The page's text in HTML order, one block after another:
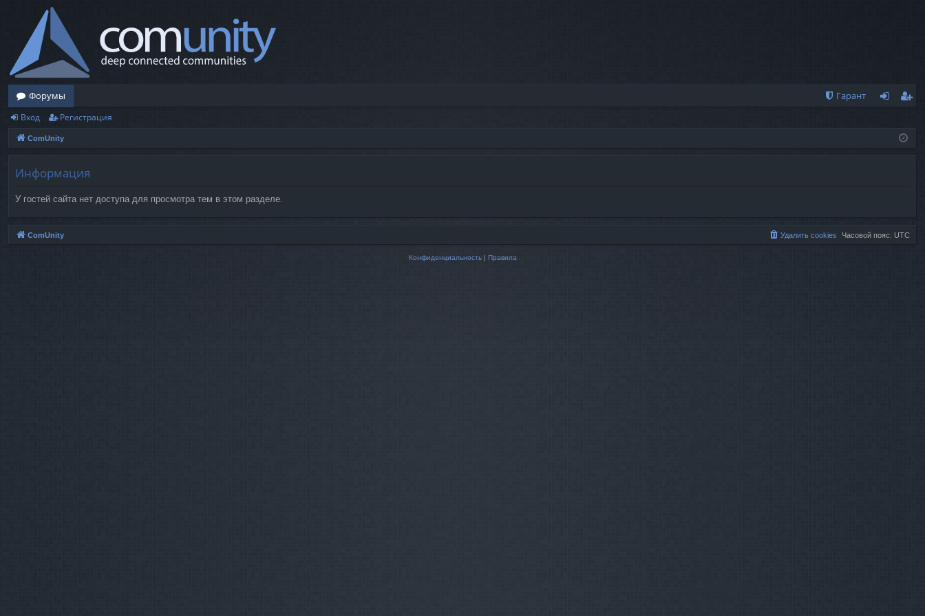
Форумы
Гарант
ис
Вход Регистрация
ComUnity
Информация
У гостей сайта нет доступа для просмотра тем в этом разделе.
ComUnity Часовой пояс: UTC
Удалить cookies
Конфиденциальность| Правила